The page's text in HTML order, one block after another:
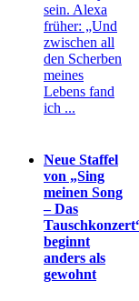
sein. Alexa
früher: „Und
zwischen all
den Scherben
meines
Lebens fand
ich ...
Neue Staffel
von „Sing
meinen Song
– Das
beginnt
anders als
gewohnt